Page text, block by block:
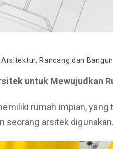
Arsitektur, Rancang dan Bangun
untuk Mewujudkan
rumah impian,
seorang arsitek digunakan.